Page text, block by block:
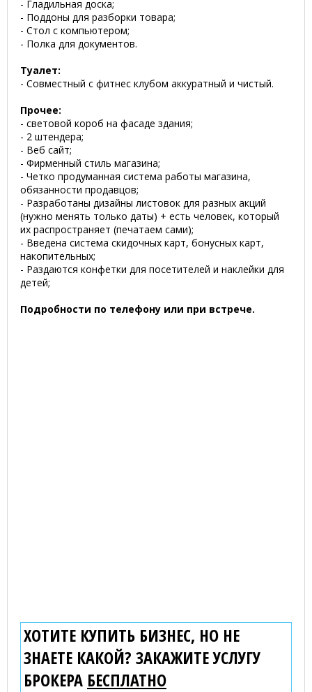
- Гладильная доска;
- Поддоны для разборки товара;
- Стол с компьютером;
- Полка для документов.
Туалет:
- Совместный с фитнес клубом аккуратный и чистый.
Прочее:
- световой короб на фасаде здания;
- 2 штендера;
- Веб сайт;
- Фирменный стиль магазина;
- Четко продуманная система работы магазина,
обязанности продавцов;
- Разработаны дизайны листовок для разных акций
(нужно менять только даты) + есть человек, который
их распространяет (печатаем сами);
- Введена система скидочных карт, бонусных карт,
накопительных;
- Раздаются конфетки для посетителей и наклейки для
детей;
Подробности по телефону или при встрече.
ХОТИТЕ КУПИТЬ БИЗНЕС, НО НЕ
ЗНАЕТЕ КАКОЙ? ЗАКАЖИТЕ УСЛУГУ
БРОКЕРА БЕСПЛАТНО